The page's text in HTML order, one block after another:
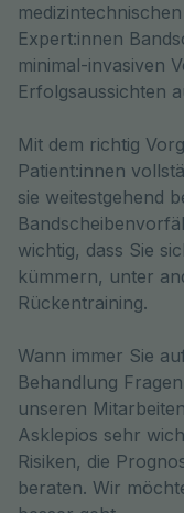
Expert:innen
minimal-invasiven
Erfolgsaussichten
Mit dem richtig
Patient:innen
sie weitestgehend
wichtig, dass Sie
kümmern, unter
Rückentraining.
Wann immer Sie
Behandlung
unseren
Asklepios sehr
Risiken, die
beraten. Wir